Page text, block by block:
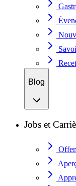
Blog
Jobs et